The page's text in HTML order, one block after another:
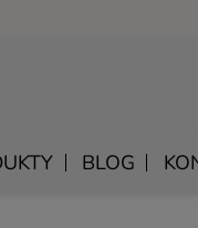
BLOG